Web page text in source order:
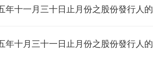
年十一月三十日止月份之股份發行人
年十月三十一日止月份之股份發行人